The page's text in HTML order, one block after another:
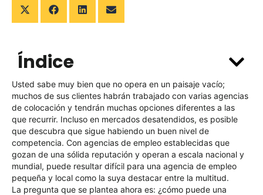
Índice
Usted sabe muy bien que no opera en un paisaje vacío;
muchos de sus clientes habrán trabajado con varias agencias
de colocación y tendrán muchas opciones diferentes a las
que recurrir. Incluso en mercados desatendidos, es posible
que descubra que sigue habiendo un buen nivel de
competencia. Con agencias de empleo establecidas que
gozan de una sólida reputación y operan a escala nacional y
mundial, puede resultar difícil para una agencia de empleo
pequeña y local como la suya destacar entre la multitud.
La pregunta que se plantea ahora es: ¿cómo puede una